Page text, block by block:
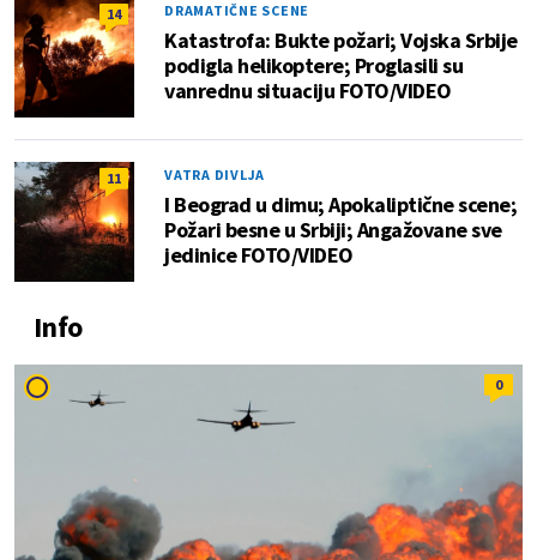
14 DRAMATIČNE SCENE
Katastrofa: Bukte požari; Vojska Srbije
podigla helikoptere; Proglasili su
vanrednu situaciju FOTO/VIDEO
11 VATRA DIVLJA
I Beograd u dimu; Apokaliptične scene;
Požari besne u Srbiji; Angažovane sve
jedinice FOTO/VIDEO
Info
0